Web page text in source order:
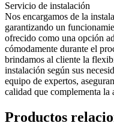
Servicio de instalación
Nos encargamos de la
garantizando un
ofrecido como una opción
cómodamente durante el
brindamos al cliente la
instalación según sus
equipo de expertos,
calidad que complementa la
Productos